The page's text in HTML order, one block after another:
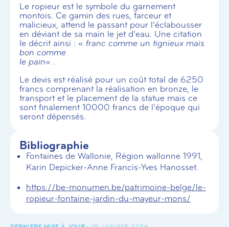
Le ropieur est le symbole du garnement
montois. Ce gamin des rues, farceur et
malicieux, attend le passant pour l’éclabousser
en déviant de sa main le jet d’eau. Une citation
le décrit ainsi : « franc comme un tignieux mais
bon comme
le pain« .
Le devis est réalisé pour un coût total de 6250
francs comprenant la réalisation en bronze, le
transport et le placement de la statue mais ce
sont finalement 10000 francs de l’époque qui
seront dépensés.
Bibliographie
Fontaines de Wallonie, Région wallonne 1991,
Karin Depicker-Anne Francis-Yves Hanosset.
https://be-monumen.be/patrimoine-belge/le-
ropieur-fontaine-jardin-du-mayeur-mons/